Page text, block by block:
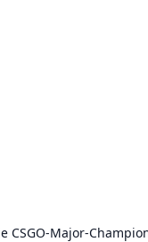
CSGO-Major-